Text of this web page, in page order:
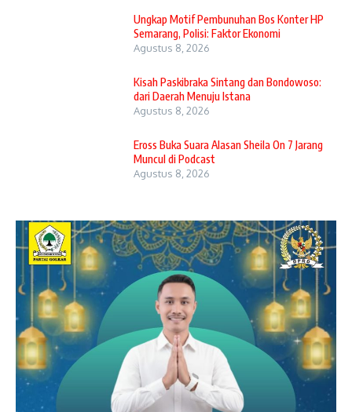
Ungkap Motif Pembunuhan Bos Konter HP
Semarang, Polisi: Faktor Ekonomi
Agustus 8, 2026
Kisah Paskibraka Sintang dan Bondowoso:
dari Daerah Menuju Istana
Agustus 8, 2026
Eross Buka Suara Alasan Sheila On 7 Jarang
Muncul di Podcast
Agustus 8, 2026